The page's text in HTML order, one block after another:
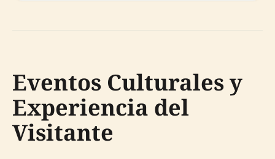
Eventos Culturales y
Experiencia del
Visitante